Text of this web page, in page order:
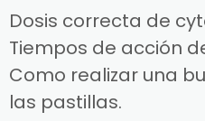
Dosis correcta de
Tiempos de acción
Como realizar una
las pastillas.